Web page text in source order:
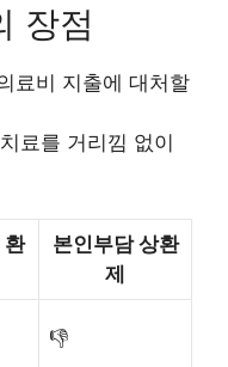
장점
료비 지출에 대처할
료를 거리낌 없이
환
본인부담 상환
제
👎